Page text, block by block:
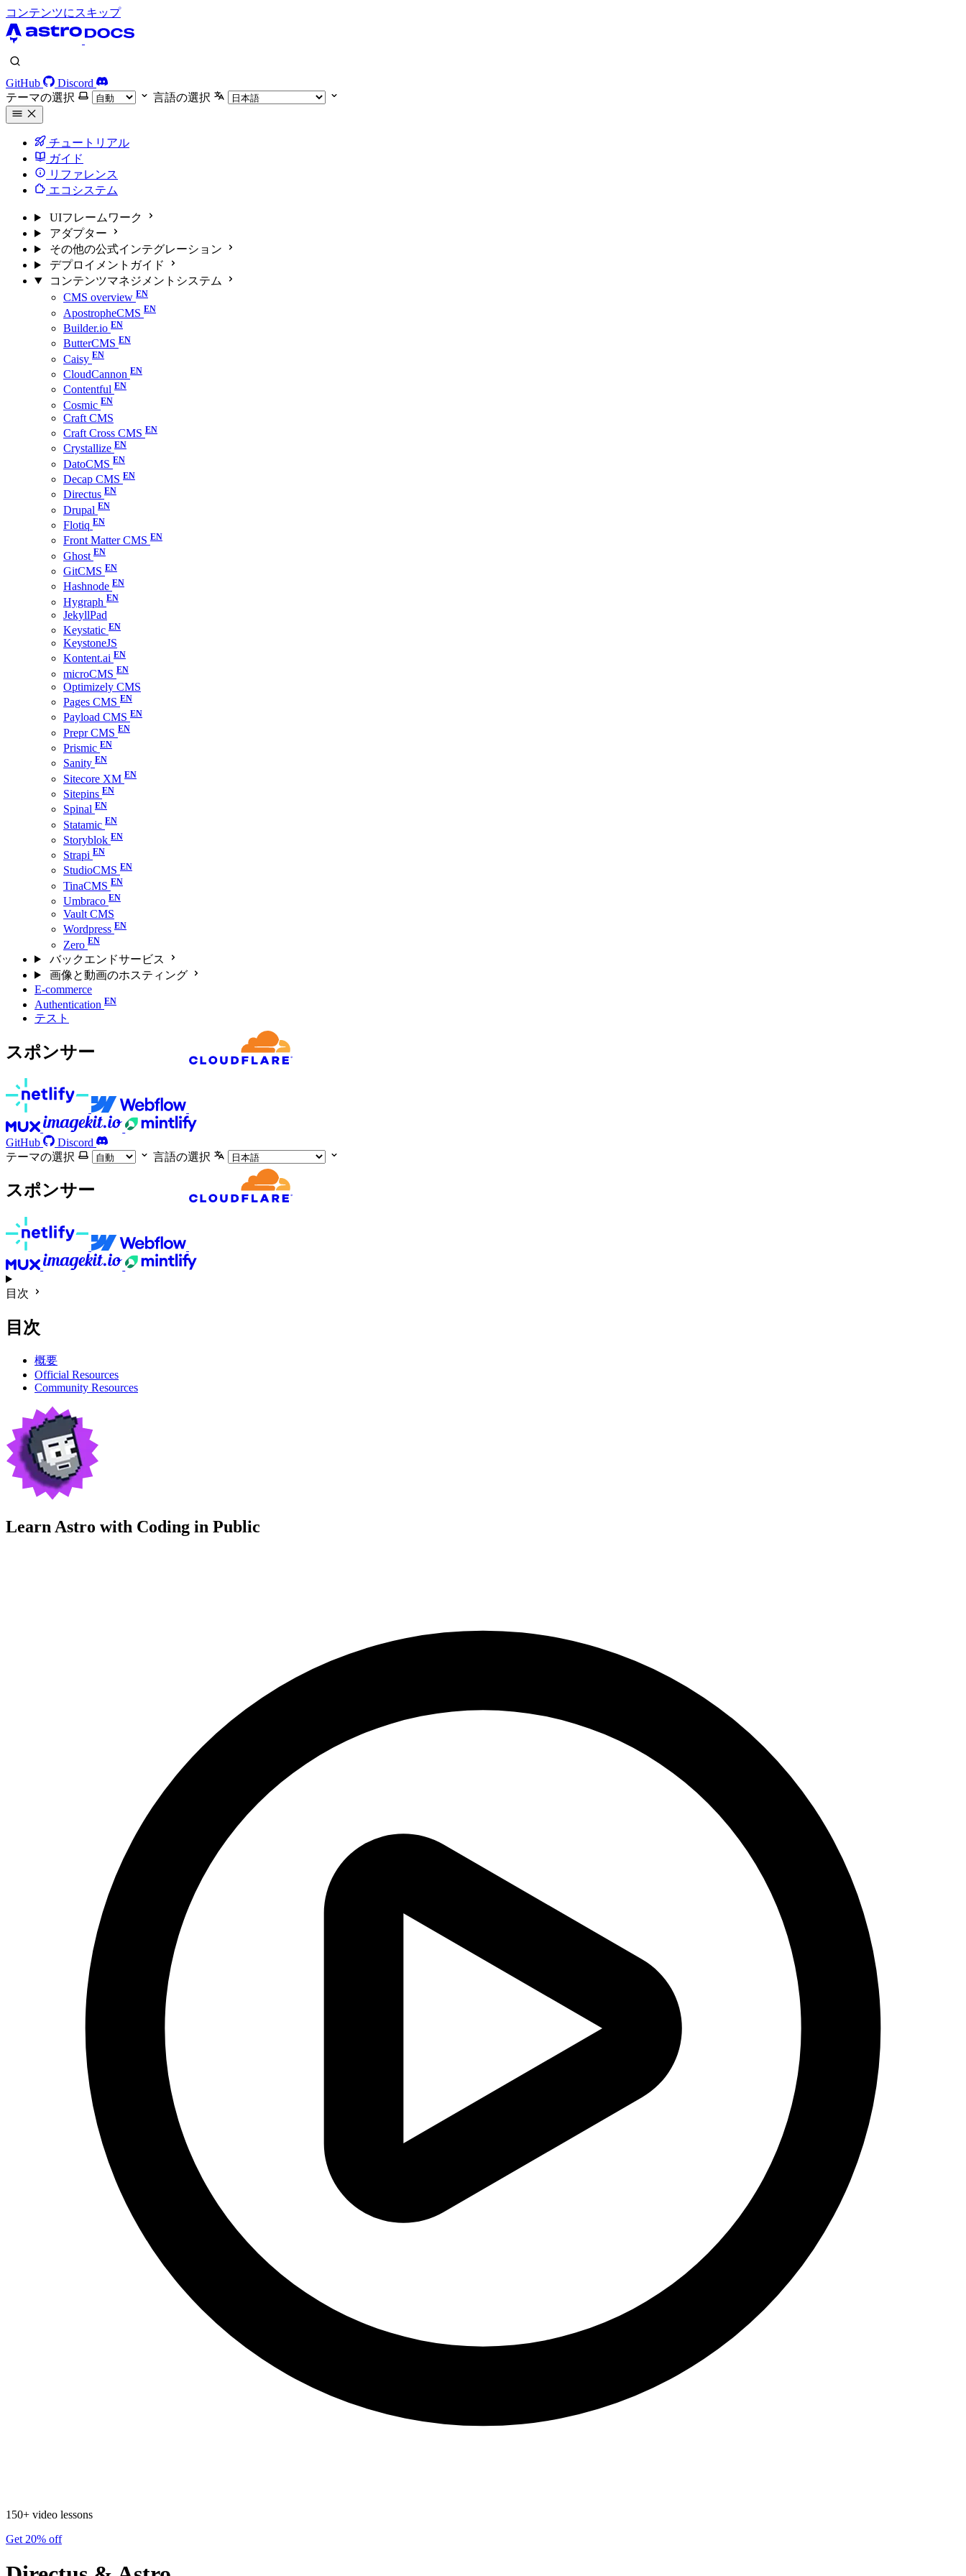
コンテンツにスキップ
GitHub
Discord
テーマの選択
言語の選択
チュートリアル
ガイド
リファレンス
エコシステム
UIフレームワーク
アダプター
その他の公式インテグレーション
デプロイメントガイド
コンテンツマネジメントシステム
CMS overview
ApostropheCMS
Builder.io
ButterCMS
Caisy
CloudCannon
Contentful
Cosmic
Craft CMS
Craft Cross CMS
Crystallize
DatoCMS
Decap CMS
Directus
Drupal
Flotiq
Front Matter CMS
Ghost
GitCMS
Hashnode
Hygraph
JekyllPad
Keystatic
KeystoneJS
Kontent.ai
microCMS
Optimizely CMS
Pages CMS
Payload CMS
Prepr CMS
Prismic
Sanity
Sitecore XM
Sitepins
Spinal
Statamic
Storyblok
Strapi
StudioCMS
TinaCMS
Umbraco
Vault CMS
Wordpress
Zero
バックエンドサービス
画像と動画のホスティング
E-commerce
Authentication
テスト
スポンサー
GitHub
Discord
テーマの選択
言語の選択
スポンサー
目次
目次
概要
Official Resources
Community Resources
Learn Astro with Coding in Public
150+ video lessons
Get 20% off